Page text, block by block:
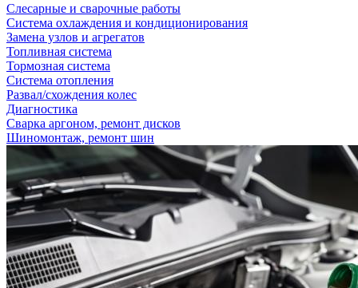
Слесарные и сварочные работы
Система охлаждения и кондиционирования
Замена узлов и агрегатов
Топливная система
Тормозная система
Система отопления
Развал/схождения колес
Диагностика
Сварка аргоном, ремонт дисков
Шиномонтаж, ремонт шин